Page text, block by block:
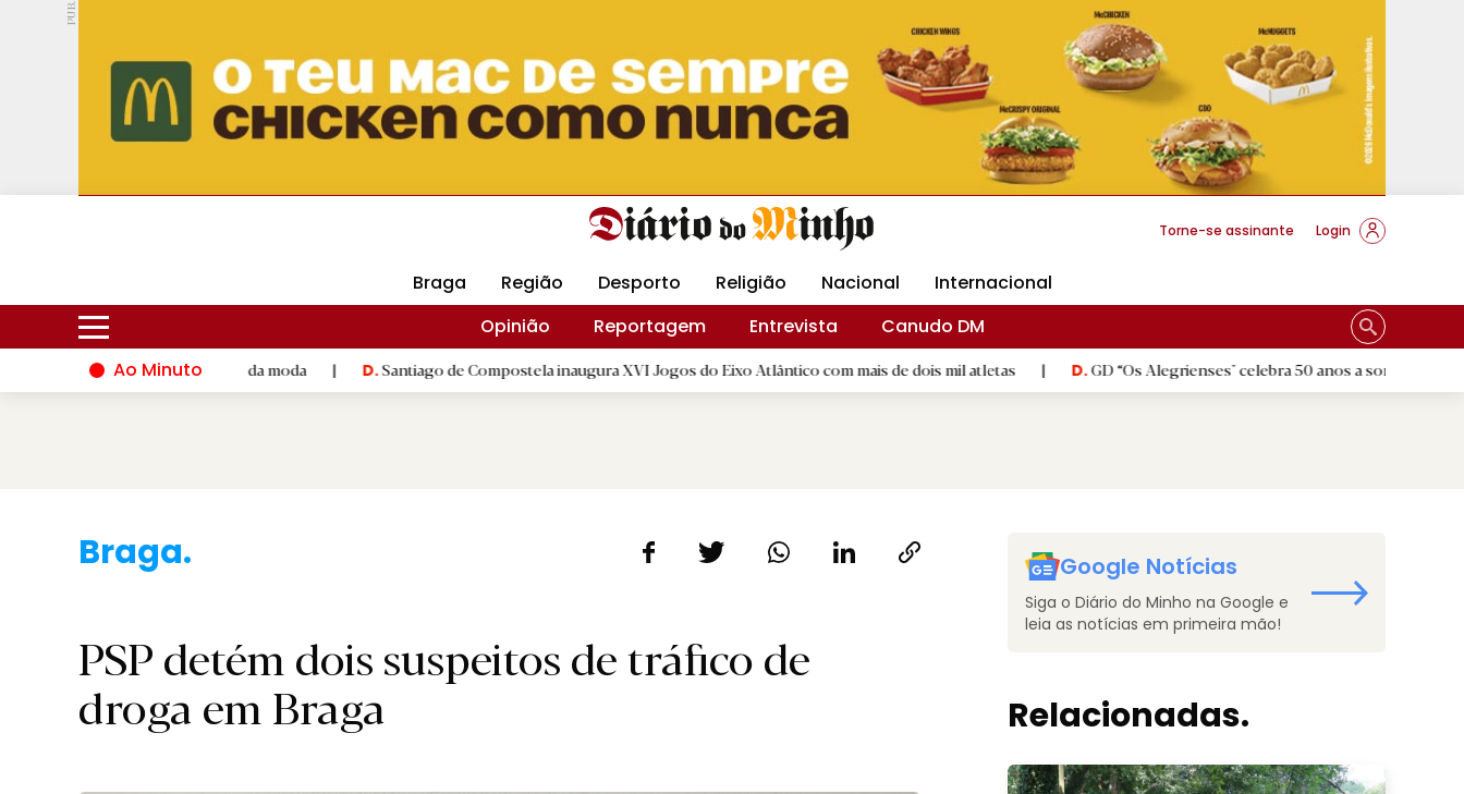
PUB.
Hoje 18ºC 29ºC DMtv Revista Minha Gráfica DM Livraria DM Arquidiocese Braga
Torne-se assinante Login
Braga Região Desporto Religião Nacional
Internacional
Opinião
Reportagem Entrevista
Canudo DM
Ao Minuto
do mundo da moda D.Santiago de Compostela inaugura XVI Jogos do Eixo Atlântico com mais de dois mil atletas | D.GD “Os Alegrienses" celebra 50 anos a sonhar com «casa própria»
Braga.
PSP detém dois suspeitos de tráfico de
droga em Braga
Google Notícias
Siga o Diário do Minho na Google e
leia as notícias em primeira mão!
Relacionadas.